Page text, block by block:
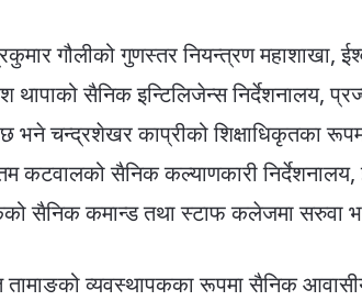
गौलीको गुणस्तर नियन्त्रण महाशाखा,
सैनिक इन्टिलिजेन्स निर्देशनालय,
भने चन्द्रशेखर काप्रीको शिक्षाधिकृतका
कटवालको सैनिक कल्याणकारी निर्देशनालय,
सैनिक कमान्ड तथा स्टाफ कलेजमा सरुवा
व्यवस्थापकका रूपमा सैनिक आवासीय